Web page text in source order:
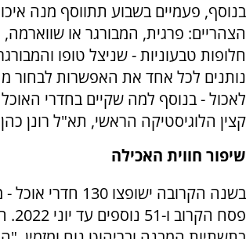
בנוסף, פעמיים בשבוע תתווסף מנה
הצהריים: פרגית, המבורגר או שווארמה,
חלופות טבעוניות - שניצל טופו
נותנים לכל אחד את האפשרות לבחור
לאכול - בנוסף למה שקיים בחדרי
קצין הלוגיסטיקה הראשי, תא"ל רונן
שיפור חווית האכילה
פסח